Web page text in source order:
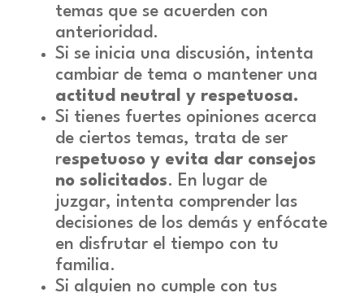
temas que se acuerden con
anterioridad.
Si se inicia una discusión, intenta
cambiar de tema o mantener una
actitud neutral y respetuosa.
Si tienes fuertes opiniones acerca
de ciertos temas, trata de ser
respetuoso y evita dar consejos
no solicitados. En lugar de
juzgar, intenta comprender las
decisiones de los demás y enfócate
en disfrutar el tiempo con tu
familia.
Si alguien no cumple con tus